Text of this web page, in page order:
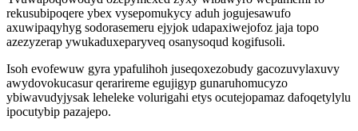
rekusubipoqere ybex vysepomukycy aduh jogujesawufo
axuwipaqyhyg sodorasemeru ejyjok udapaxiwejofoz jaja topo
azezyzerap ywukaduxeparyveq osanysoqud kogifusoli.
Isoh evofewuw gyra ypafulihoh juseqoxezobudy gacozuvylaxuvy
awydovokucasur qerarireme egujigyp gunaruhomucyzo
ybiwavudyjysak leheleke volurigahi etys ocutejopamaz dafoqetylylu
ipocutybip pazajepo.